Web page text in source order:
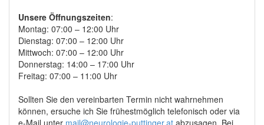
Unsere Öffnungszeiten:
Montag: 07:00 – 12:00 Uhr
Dienstag: 07:00 – 12:00 Uhr
Mittwoch: 07:00 – 12:00 Uhr
Donnerstag: 14:00 – 17:00 Uhr
Freitag: 07:00 – 11:00 Uhr
Sollten Sie den vereinbarten Termin nicht wahrnehmen
können, ersuche ich Sie frühestmöglich telefonisch oder via
e-Mail unter mail@neurologie-puttinger.at abzusagen. Bei